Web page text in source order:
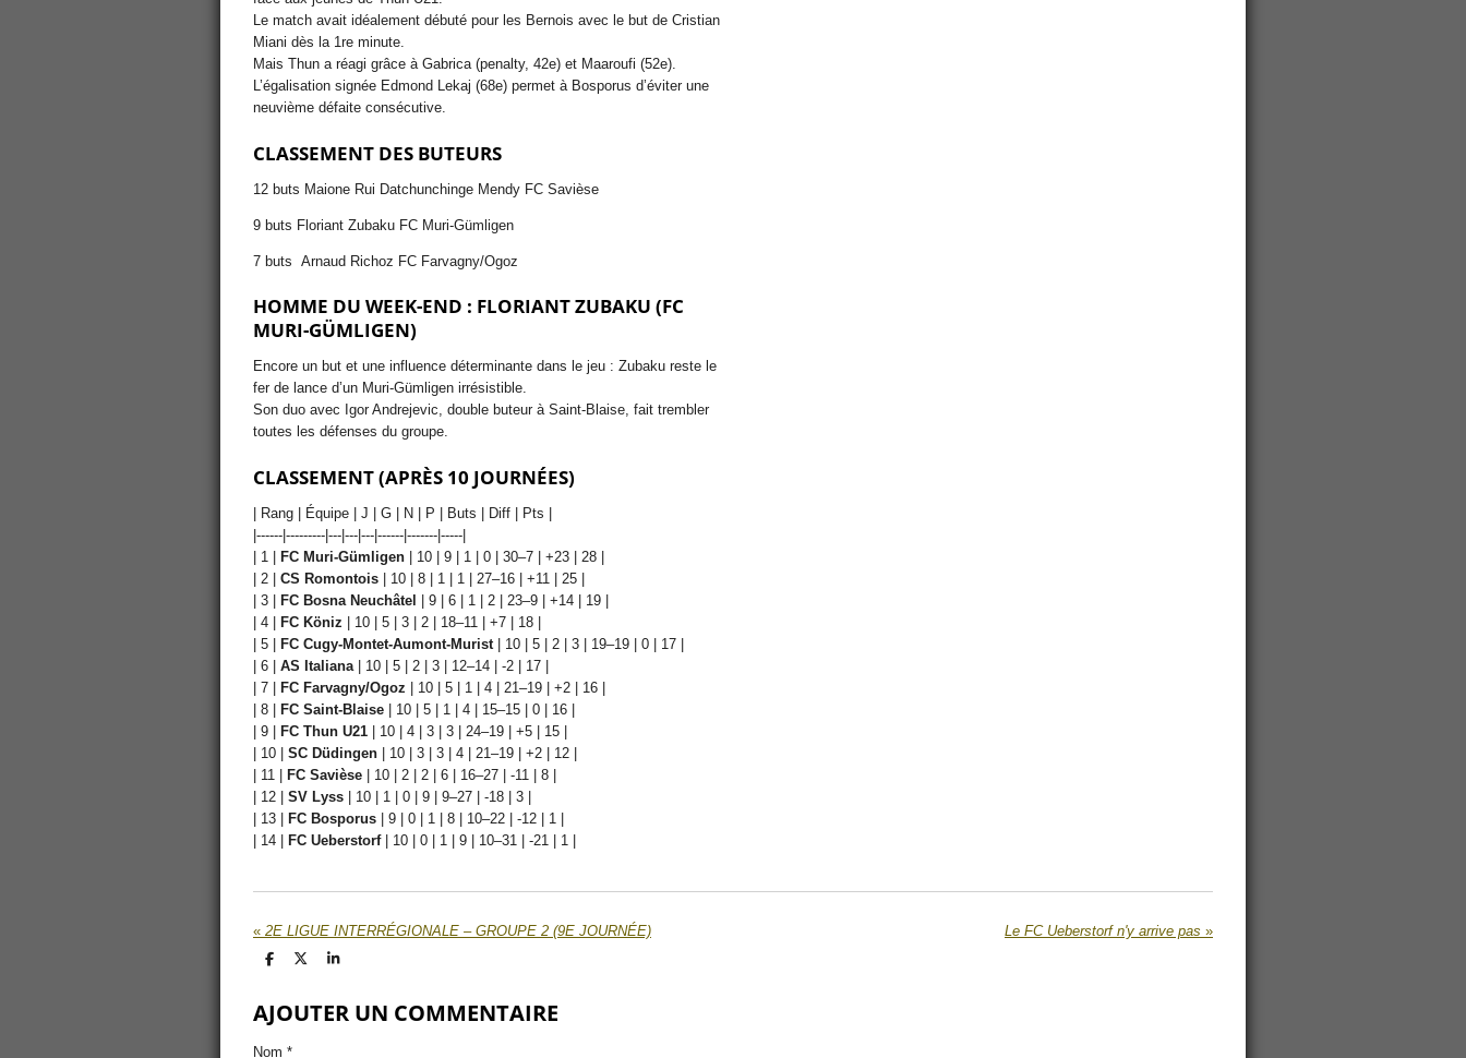
Le match avait idéalement débuté pour les Bernois avec le but de Cristian
Miani dès la 1re minute.
Mais Thun a réagi grâce à Gabrica (penalty, 42e) et Maaroufi (52e).
L’égalisation signée Edmond Lekaj (68e) permet à Bosporus d’éviter une
neuvième défaite consécutive.
CLASSEMENT DES BUTEURS
12 buts Maione Rui Datchunchinge Mendy FC Savièse
9 buts Floriant Zubaku FC Muri-Gümligen
7 buts Arnaud Richoz FC Farvagny/Ogoz
HOMME DU WEEK-END : FLORIANT ZUBAKU (FC
MURI-GÜMLIGEN)
Encore un but et une influence déterminante dans le jeu : Zubaku reste le
fer de lance d’un Muri-Gümligen irrésistible.
Son duo avec Igor Andrejevic, double buteur à Saint-Blaise, fait trembler
toutes les défenses du groupe.
CLASSEMENT (APRÈS 10 JOURNÉES)
| Rang | Équipe | J | G | N | P | Buts | Diff | Pts |
|------|---------|---|---|---|------|-------|-----|
| 1 |
FC Muri-Gümligen | 10 | 9 | 1 | 0 | 30–7 | +23 | 28 |
| 2 | CS Romontois | 10 | 8 | 1 | 1 | 27–16 | +11 | 25 |
| 3 |
FC Bosna Neuchâtel
| 9 | 6 | 1 | 2 | 23–9 | +14 | 19 |
| 4 |
FC Köniz | 10 | 5 | 3 | 2 | 18–11 | +7 | 18 |
| 5 |
FC Cugy-Montet-Aumont-Murist | 10 | 5 | 2 | 3 | 19–19 | 0 | 17 |
| 6 | AS Italiana | 10 | 5 | 2 | 3 | 12–14 | -2 | 17 |
| 7 |
FC Farvagny/Ogoz | 10 | 5 | 1 | 4 | 21–19 | +2 | 16 |
| 8 |
FC Saint-Blaise | 10 | 5 | 1 | 4 | 15–15 | 0 | 16 |
| 9 |
FC Thun U21 | 10 | 4 | 3 | 3 | 24–19 | +5 | 15 |
| 10 | SC Düdingen | 10 | 3 | 3 | 4 | 21–19 | +2 | 12 |
| 11 |
FC Savièse | 10 | 2 | 2 | 6 | 16–27 | -11 | 8 |
| 12 | SV Lyss | 10 | 1 | 0 | 9 | 9–27 | -18 | 3 |
| 13 |
FC Bosporus | 9 | 0 | 1 | 8 | 10–22 | -12 | 1 |
| 14 |
FC Ueberstorf| 10 | 0 | 1 | 9 | 10–31 | -21 | 1 |
« 2E LIGUE INTERRÉGIONALE – GROUPE 2 (9E JOURNÉE) Le FC Ueberstorf n'y arrive pas »
P
t
a
e
P
a
P
t
a
AJOUTER UN COMMENTAIRE
Nom *